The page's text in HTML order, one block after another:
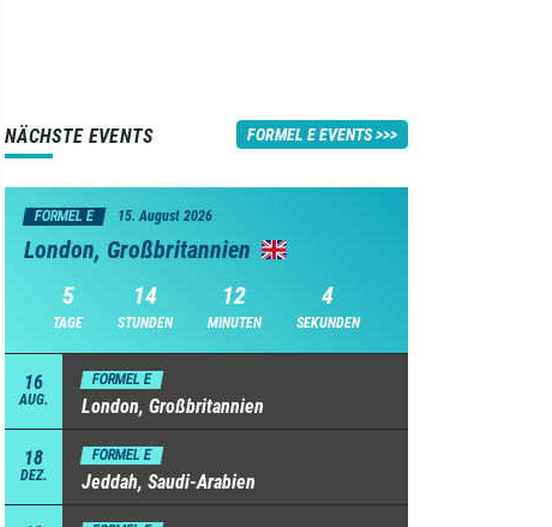
NÄCHSTE EVENTS FORMEL E EVENTS
FORMEL E 15. August 2026
London, Großbritannien
5
TAGE
14
STUNDEN
12
MINUTEN
3
SEKUNDEN
16
AUG.
FORMEL E
London, Großbritannien
18
DEZ.
FORMEL E
Jeddah, Saudi-Arabien